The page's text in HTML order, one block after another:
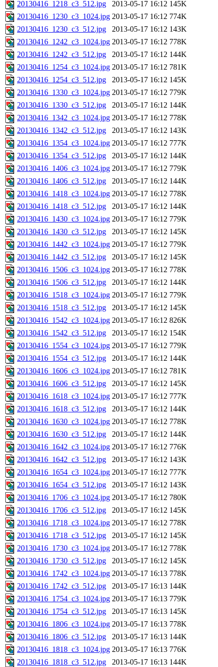
20130416_1218_c3_512.jpg 2013-05-17 16:12 145K
20130416_1230_c3_1024.jpg 2013-05-17 16:12 774K
20130416_1230_c3_512.jpg
2013-05-17 16:12 143K
20130416_1242_c3_1024.jpg 2013-05-17 16:12 778K
20130416_1242_c3_512.jpg
2013-05-17 16:12 144K
20130416_1254_c3_1024.jpg 2013-05-17 16:12 781K
20130416_1254_c3_512.jpg
2013-05-17 16:12 145K
20130416_1330_c3_1024.jpg 2013-05-17 16:12 779K
20130416_1330_c3_512.jpg
2013-05-17 16:12 144K
20130416_1342_c3_1024.jpg 2013-05-17 16:12 778K
20130416_1342_c3_512.jpg
2013-05-17 16:12 143K
20130416_1354_c3_1024.jpg 2013-05-17 16:12 777K
20130416_1354_c3_512.jpg
2013-05-17 16:12 144K
20130416_1406_c3_1024.jpg 2013-05-17 16:12 779K
20130416_1406_c3_512.jpg
2013-05-17 16:12 144K
20130416_1418_c3_1024.jpg 2013-05-17 16:12 778K
20130416_1418_c3_512.jpg
2013-05-17 16:12 144K
20130416_1430_c3_1024.jpg 2013-05-17 16:12 779K
20130416_1430_c3_512.jpg
2013-05-17 16:12 145K
20130416_1442_c3_1024.jpg 2013-05-17 16:12 779K
20130416_1442_c3_512.jpg
2013-05-17 16:12 145K
20130416_1506_c3_1024.jpg 2013-05-17 16:12 778K
20130416_1506_c3_512.jpg
2013-05-17 16:12 144K
20130416_1518_c3_1024.jpg 2013-05-17 16:12 779K
20130416_1518_c3_512.jpg
2013-05-17 16:12 145K
20130416_1542_c3_1024.jpg 2013-05-17 16:12 826K
20130416_1542_c3_512.jpg
2013-05-17 16:12 154K
20130416_1554_c3_1024.jpg 2013-05-17 16:12 779K
20130416_1554_c3_512.jpg
2013-05-17 16:12 144K
20130416_1606_c3_1024.jpg 2013-05-17 16:12 781K
20130416_1606_c3_512.jpg
2013-05-17 16:12 145K
20130416_1618_c3_1024.jpg 2013-05-17 16:12 777K
20130416_1618_c3_512.jpg
2013-05-17 16:12 144K
20130416_1630_c3_1024.jpg 2013-05-17 16:12 778K
20130416_1630_c3_512.jpg
2013-05-17 16:12 144K
20130416_1642_c3_1024.jpg 2013-05-17 16:12 776K
20130416_1642_c3_512.jpg
2013-05-17 16:12 143K
20130416_1654_c3_1024.jpg 2013-05-17 16:12 777K
20130416_1654_c3_512.jpg
2013-05-17 16:12 143K
20130416_1706_c3_1024.jpg 2013-05-17 16:12 780K
20130416_1706_c3_512.jpg
2013-05-17 16:12 145K
20130416_1718_c3_1024.jpg 2013-05-17 16:12 778K
20130416_1718_c3_512.jpg
2013-05-17 16:12 145K
20130416_1730_c3_1024.jpg 2013-05-17 16:12 778K
20130416_1730_c3_512.jpg
2013-05-17 16:12 145K
20130416_1742_c3_1024.jpg 2013-05-17 16:13 778K
20130416_1742_c3_512.jpg
2013-05-17 16:13 144K
20130416_1754_c3_1024.jpg 2013-05-17 16:13 779K
20130416_1754_c3_512.jpg
2013-05-17 16:13 145K
20130416_1806_c3_1024.jpg 2013-05-17 16:13 778K
20130416_1806_c3_512.jpg
2013-05-17 16:13 144K
20130416_1818_c3_1024.jpg 2013-05-17 16:13 776K
20130416_1818_c3_512.jpg
2013-05-17 16:13 144K